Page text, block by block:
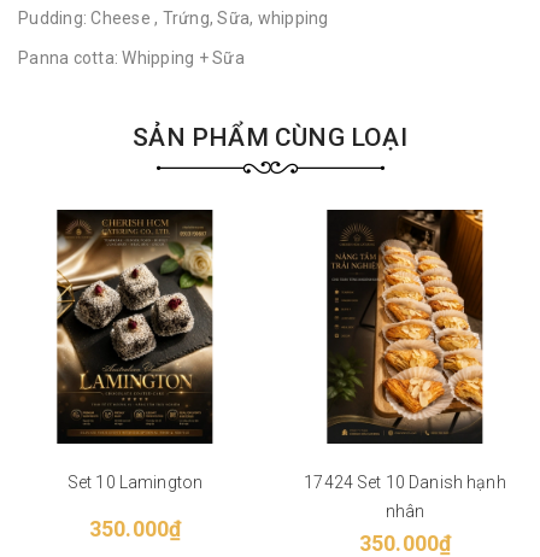
Pudding: Cheese , Trứng, Sữa, whipping
Panna cotta: Whipping + Sữa
SẢN PHẨM CÙNG LOẠI
Set 10 Lamington
350.000₫
17424 Set 10 Danish hạnh
nhân
350.000₫